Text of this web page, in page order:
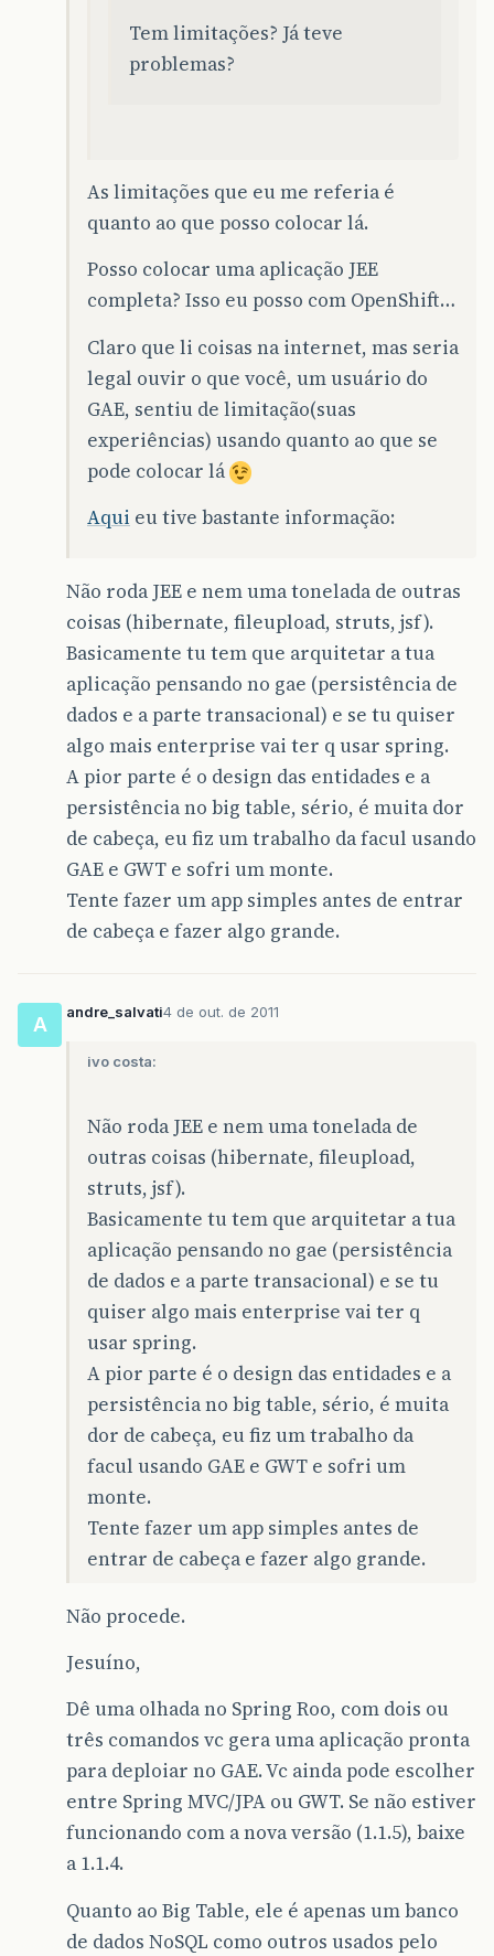
Tem limitações? Já teve
problemas?
As limitações que eu me referia é
quanto ao que posso colocar lá.
Posso colocar uma aplicação JEE
completa? Isso eu posso com OpenShift…
Claro que li coisas na internet, mas seria
legal ouvir o que você, um usuário do
GAE, sentiu de limitação(suas
experiências) usando quanto ao que se
pode colocar lá
Aqui eu tive bastante informação:
Não roda JEE e nem uma tonelada de outras
coisas (hibernate, fileupload, struts, jsf).
Basicamente tu tem que arquitetar a tua
aplicação pensando no gae (persistência de
dados e a parte transacional) e se tu quiser
algo mais enterprise vai ter q usar spring.
A pior parte é o design das entidades e a
persistência no big table, sério, é muita dor
de cabeça, eu fiz um trabalho da facul usando
GAE e GWT e sofri um monte.
Tente fazer um app simples antes de entrar
de cabeça e fazer algo grande.
A
andre_salvati4 de out. de 2011
ivo costa:
Não roda JEE e nem uma tonelada de
outras coisas (hibernate, fileupload,
struts, jsf).
Basicamente tu tem que arquitetar a tua
aplicação pensando no gae (persistência
de dados e a parte transacional) e se tu
quiser algo mais enterprise vai ter q
usar spring.
A pior parte é o design das entidades e a
persistência no big table, sério, é muita
dor de cabeça, eu fiz um trabalho da
facul usando GAE e GWT e sofri um
monte.
Tente fazer um app simples antes de
entrar de cabeça e fazer algo grande.
Não procede.
Jesuíno,
Dê uma olhada no Spring Roo, com dois ou
três comandos vc gera uma aplicação pronta
para deploiar no GAE. Vc ainda pode escolher
entre Spring MVC/JPA ou GWT. Se não estiver
funcionando com a nova versão (1.1.5), baixe
a 1.1.4.
Quanto ao Big Table, ele é apenas um banco
de dados NoSQL como outros usados pelo